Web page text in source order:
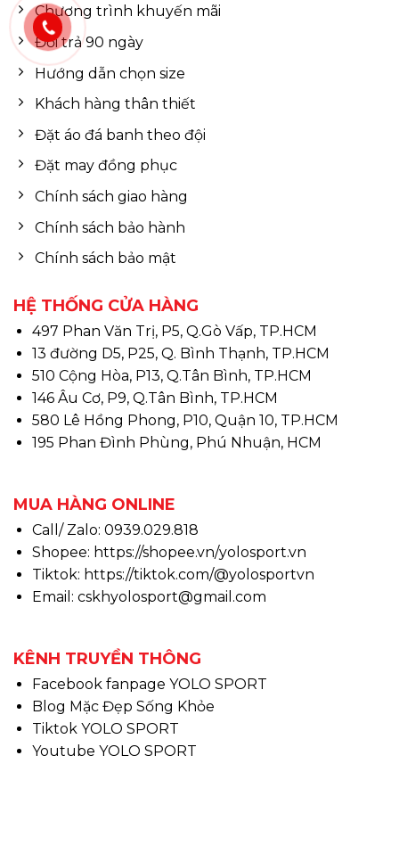
Chương trình khuyến mãi
Đổi trả 90 ngày
Hướng dẫn chọn size
Khách hàng thân thiết
Đặt áo đá banh theo đội
Đặt may đồng phục
Chính sách giao hàng
Chính sách bảo hành
Chính sách bảo mật
HỆ THỐNG CỬA HÀNG
497 Phan Văn Trị, P5, Q.Gò Vấp, TP.HCM
13 đường D5, P25, Q. Bình Thạnh, TP.HCM
510 Cộng Hòa, P13, Q.Tân Bình, TP.HCM
146 Âu Cơ, P9, Q.Tân Bình, TP.HCM
580 Lê Hồng Phong, P10, Quận 10, TP.HCM
195 Phan Đình Phùng, Phú Nhuận, HCM
MUA HÀNG ONLINE
Call/ Zalo: 0939.029.818
Shopee: https://shopee.vn/yolosport.vn
Tiktok: https://tiktok.com/@yolosportvn
Email: cskhyolosport@gmail.com
KÊNH TRUYỀN THÔNG
Facebook fanpage YOLO SPORT
Blog Mặc Đẹp Sống Khỏe
Tiktok YOLO SPORT
Youtube YOLO SPORT